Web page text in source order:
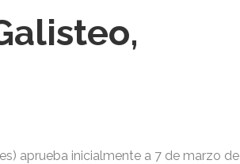
aprueba inicialmente a 7 de marzo de